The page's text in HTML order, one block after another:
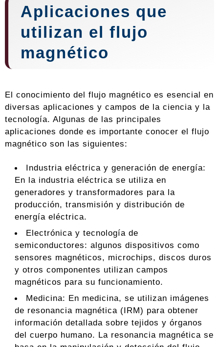
Aplicaciones que
utilizan el flujo
magnético
El conocimiento del flujo magnético es esencial en
diversas aplicaciones y campos de la ciencia y la
tecnología. Algunas de las principales
aplicaciones donde es importante conocer el flujo
magnético son las siguientes:
Industria eléctrica y generación de energía:
En la industria eléctrica se utiliza en
generadores y transformadores para la
producción, transmisión y distribución de
energía eléctrica.
Electrónica y tecnología de
semiconductores: algunos dispositivos como
sensores magnéticos, microchips, discos duros
y otros componentes utilizan campos
magnéticos para su funcionamiento.
Medicina: En medicina, se utilizan imágenes
de resonancia magnética (IRM) para obtener
información detallada sobre tejidos y órganos
del cuerpo humano. La resonancia magnética se